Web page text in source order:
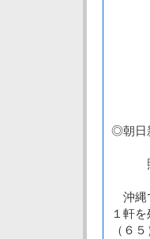
◎朝日
照屋
沖縄
１軒
（６